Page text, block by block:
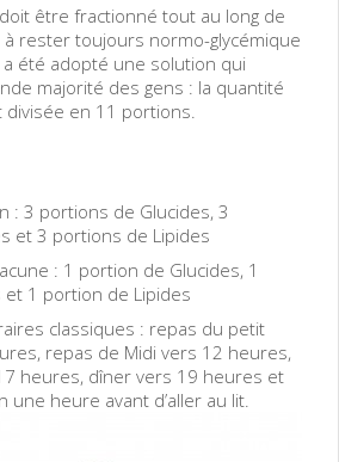
être fractionné tout au long de
rester toujours normo-glycémique
été adopté une solution qui
majorité des gens : la quantité
divisée en 11 portions.
: 3 portions de Glucides, 3
et 3 portions de Lipides
: 1 portion de Glucides, 1
1 portion de Lipides
classiques : repas du petit
repas de Midi vers 12 heures,
heures, dîner vers 19 heures et
une heure avant d’aller au lit.